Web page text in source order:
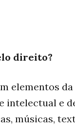
direito?
elementos da
intelectual e
músicas,